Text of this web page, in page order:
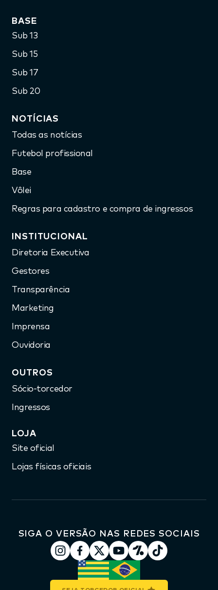
BASE
Sub 13
Sub 15
Sub 17
Sub 20
NOTÍCIAS
Todas as notícias
Futebol profissional
Base
Vôlei
Regras para cadastro e compra de ingressos
INSTITUCIONAL
Diretoria Executiva
Gestores
Transparência
Marketing
Imprensa
Ouvidoria
OUTROS
Sócio-torcedor
Ingressos
LOJA
Site oficial
Lojas físicas oficiais
SIGA O VERSÃO NAS REDES SOCIAIS